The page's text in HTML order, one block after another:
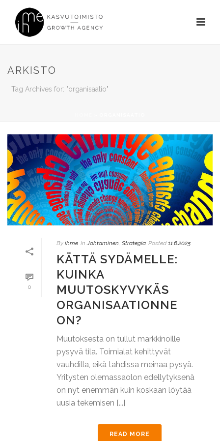
ARKISTO
Tag Archives for: "organisaatio"
0
By ihme In Johtaminen Strategia Posted 11.6.2025
KÄTTÄ SYDÄMELLE:
KUINKA
MUUTOSKYVYKÄS
ORGANISAATIONNE
ON?
Muutoksesta on tullut markkinoille
pysyvä tila. Toimialat kehittyvät
vauhdilla, eikä tahdissa meinaa pysyä.
Yritysten olemassaolon edellytyksenä
on nyt enemmän kuin koskaan löytää
uusia tekemisen [...]
READ MORE